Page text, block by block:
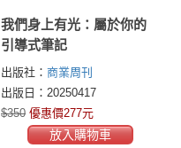
我們身上有光：屬於你的
引導式筆記
出版社： 商業周刊
出版日：20250417
$350 優惠價277元
放入購物車